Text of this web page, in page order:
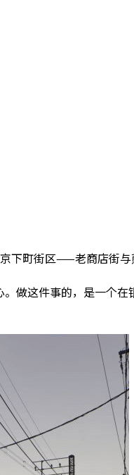
下町街区——老商店街
做这件事的，是一个